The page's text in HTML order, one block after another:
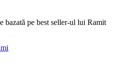
bazată pe best seller-ul lui Ramit